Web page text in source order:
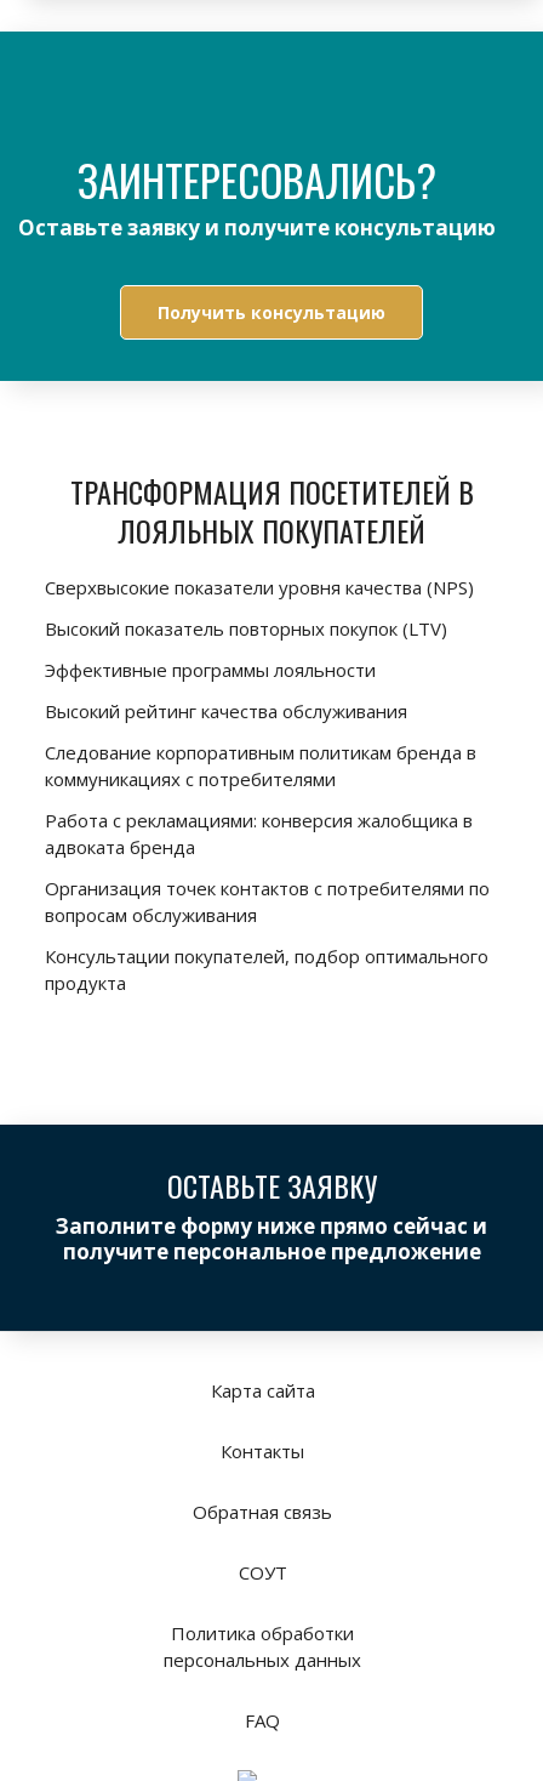
ЗАИНТЕРЕСОВАЛИСЬ?
Оставьте заявку и получите консультацию
Получить консультацию
ТРАНСФОРМАЦИЯ ПОСЕТИТЕЛЕЙ В
ЛОЯЛЬНЫХ ПОКУПАТЕЛЕЙ
Сверхвысокие показатели уровня качества (NPS)
Высокий показатель повторных покупок (LTV)
Эффективные программы лояльности
Высокий рейтинг качества обслуживания
Следование корпоративным политикам бренда в
коммуникациях с потребителями
Работа с рекламациями: конверсия жалобщика в
адвоката бренда
Организация точек контактов с потребителями по
вопросам обслуживания
Консультации покупателей, подбор оптимального
продукта
ОСТАВЬТЕ ЗАЯВКУ
Заполните форму ниже прямо сейчас и
получите персональное предложение
Карта сайта
Контакты
Обратная связь
СОУТ
Политика обработки
персональных данных
FAQ